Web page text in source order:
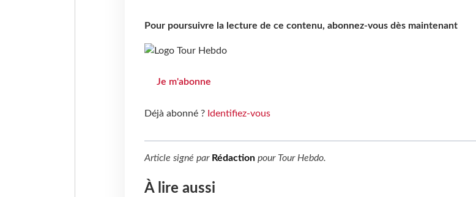
Pour poursuivre la lecture de ce contenu, abonnez-vous dès maintenant
Je m'abonne
Déjà abonné ? Identifiez-vous
Article signé par Rédactionpour Tour Hebdo.
À lire aussi